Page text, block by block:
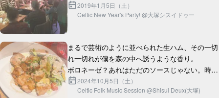
ョン、歌、ダンス、オープンマイク...大ボリュー
ムの新年会でした
2019年1月5日（土）
Celtic New Year's Party! @大塚シスイドゥー
まるで芸術のように並べられた生ハム、その一切
れ一切れが僕を森の中へ誘うような香り。
ボロネーゼ？あれはただのソースじゃない。時間
と情熱が織りなす、まさに「愛」の結晶。
チキングリルはどうだろう。外はパ...
2024年10月5日（土）
Celtic Folk Music Session @Shisui Deux(大塚)